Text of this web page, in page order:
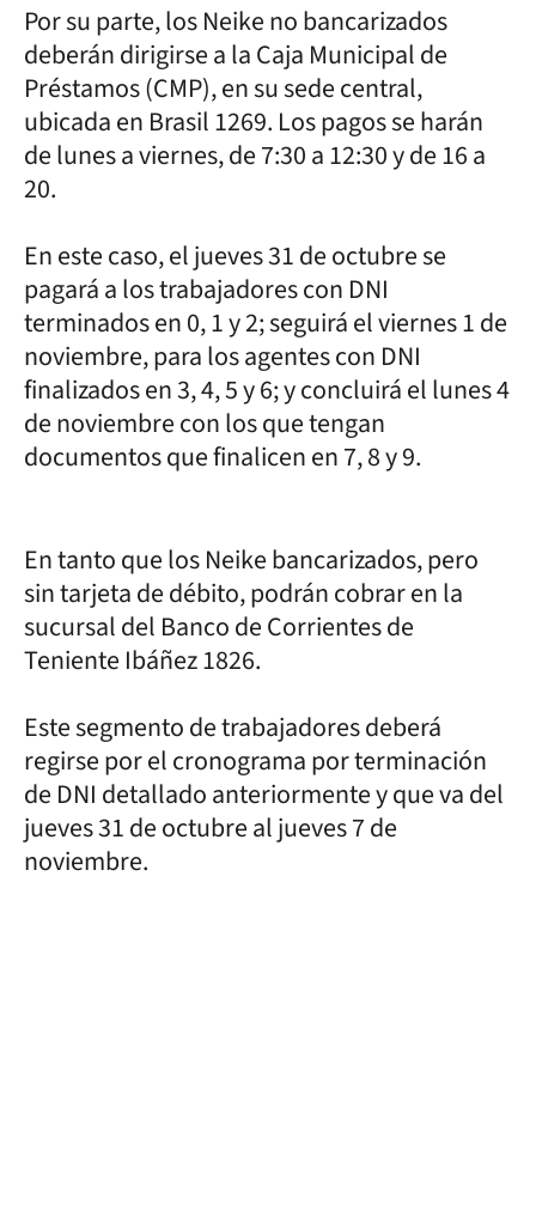
Por su parte, los Neike no bancarizados
deberán dirigirse a la Caja Municipal de
Préstamos (CMP), en su sede central,
ubicada en Brasil 1269. Los pagos se harán
de lunes a viernes, de 7:30 a 12:30 y de 16 a
20.
En este caso, el jueves 31 de octubre se
pagará a los trabajadores con DNI
terminados en 0, 1 y 2; seguirá el viernes 1 de
noviembre, para los agentes con DNI
finalizados en 3, 4, 5 y 6; y concluirá el lunes 4
de noviembre con los que tengan
documentos que finalicen en 7, 8 y 9.
En tanto que los Neike bancarizados, pero
sin tarjeta de débito, podrán cobrar en la
sucursal del Banco de Corrientes de
Teniente Ibáñez 1826.
Este segmento de trabajadores deberá
regirse por el cronograma por terminación
de DNI detallado anteriormente y que va del
jueves 31 de octubre al jueves 7 de
noviembre.